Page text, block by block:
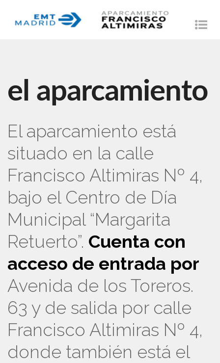
el aparcamiento
El aparcamiento está
situado en la calle
Francisco Altimiras Nº 4,
bajo el Centro de Día
Municipal “Margarita
Retuerto”. Cuenta con
acceso de entrada por
Avenida de los Toreros.
63 y de salida por calle
Francisco Altimiras Nº 4,
donde también está el